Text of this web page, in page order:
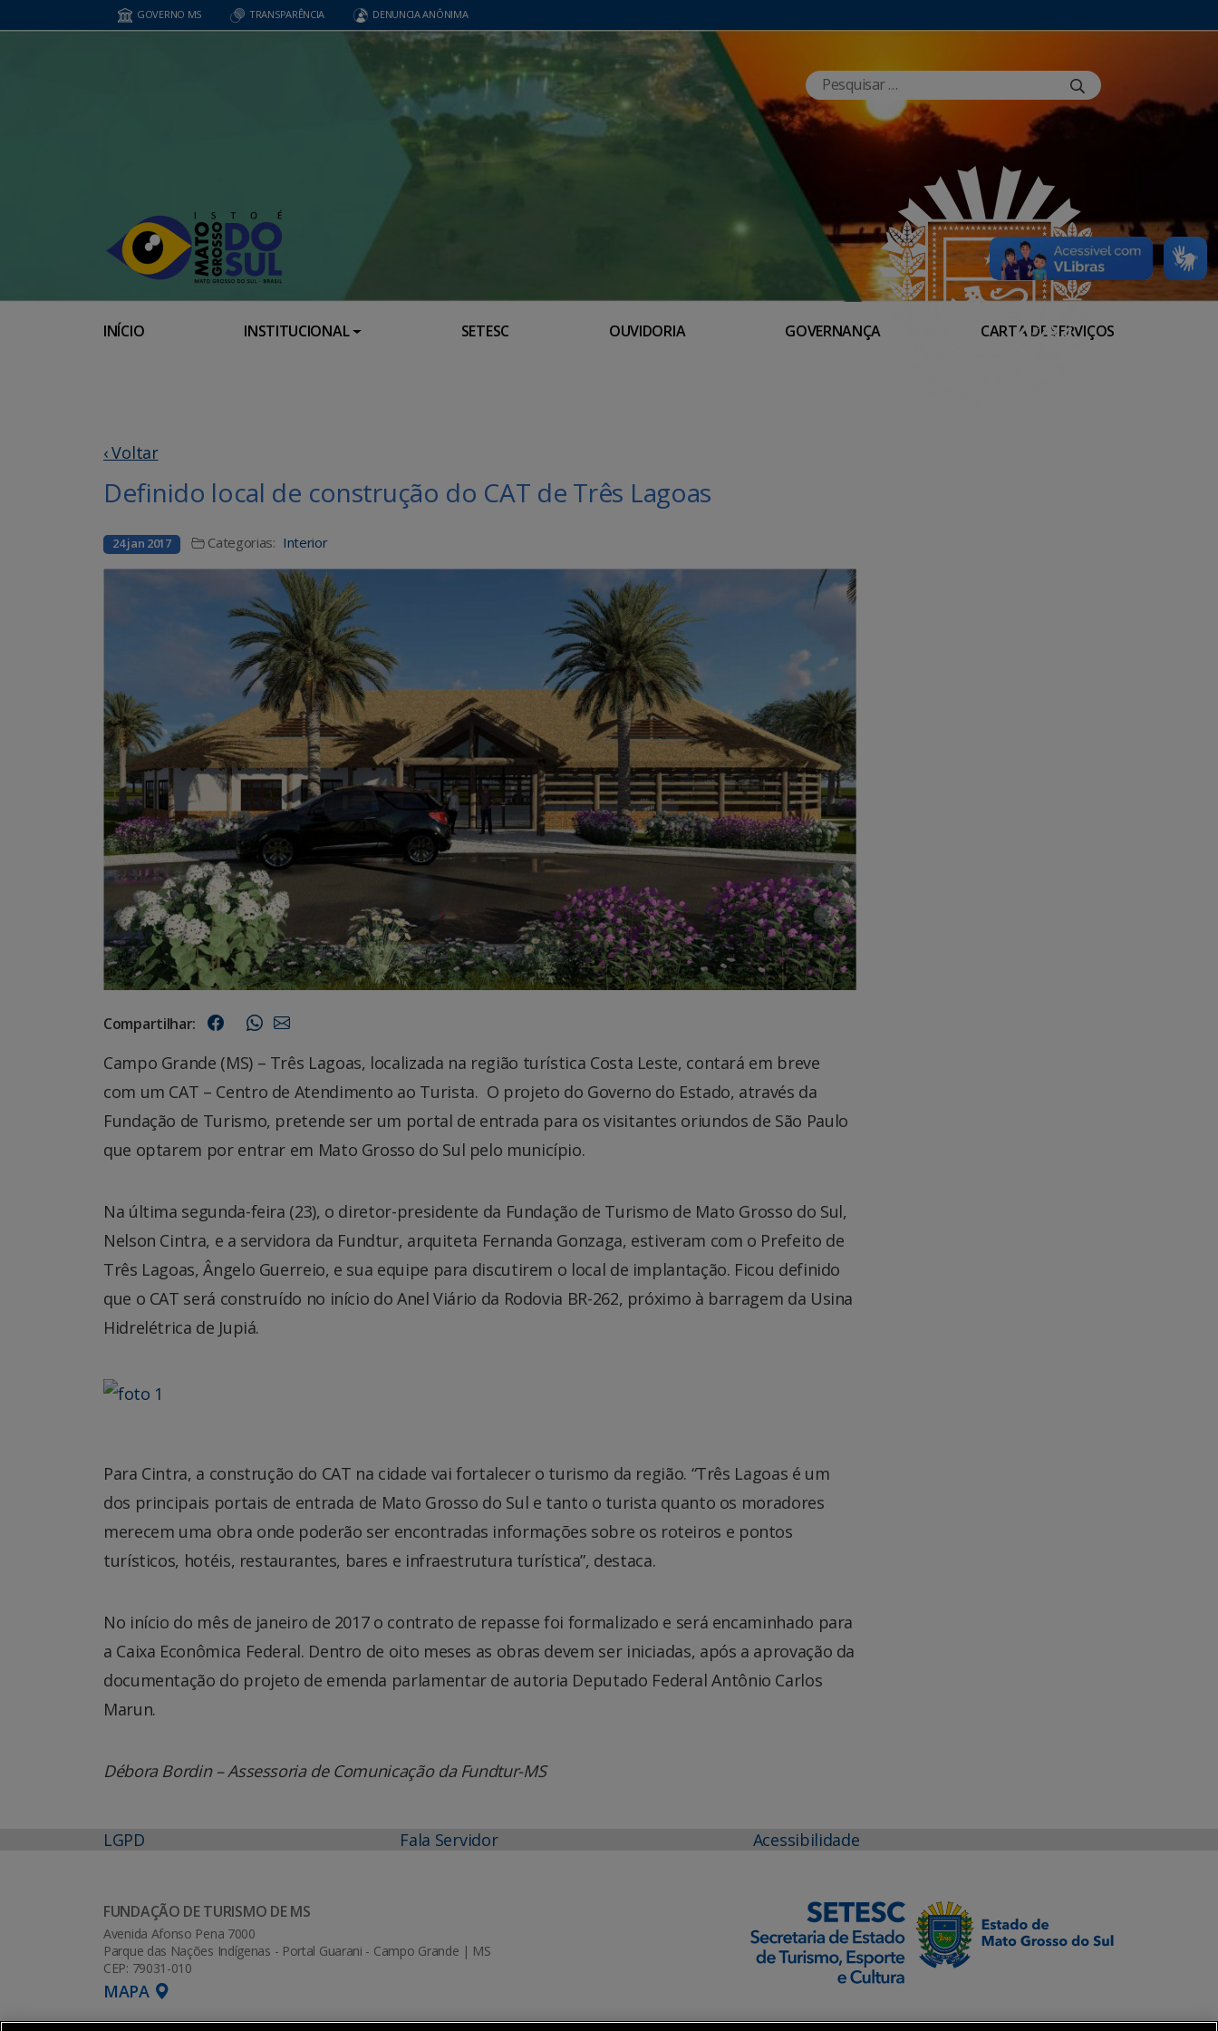
GOVERNO MS TRANSPARÊNCIA DENUNCIA ANÔNIMA
INÍCIO INSTITUCIONAL SETESC OUVIDORIA GOVERNANÇA CARTA DE SERVIÇOS
‹ Voltar
Definido local de construção do CAT de Três Lagoas
24 jan 2017 Categorias: Interior
Compartilhar:
Campo Grande (MS) – Três Lagoas, localizada na região turística Costa Leste, contará em breve
com um CAT – Centro de Atendimento ao Turista. O projeto do Governo do Estado, através da
Fundação de Turismo, pretende ser um portal de entrada para os visitantes oriundos de São Paulo
que optarem por entrar em Mato Grosso do Sul pelo município.
Na última segunda-feira (23), o diretor-presidente da Fundação de Turismo de Mato Grosso do Sul,
Nelson Cintra, e a servidora da Fundtur, arquiteta Fernanda Gonzaga, estiveram com o Prefeito de
Três Lagoas, Ângelo Guerreio, e sua equipe para discutirem o local de implantação. Ficou definido
que o CAT será construído no início do Anel Viário da Rodovia BR-262, próximo à barragem da Usina
Hidrelétrica de Jupiá.
Para Cintra, a construção do CAT na cidade vai fortalecer o turismo da região. “Três Lagoas é um
dos principais portais de entrada de Mato Grosso do Sul e tanto o turista quanto os moradores
merecem uma obra onde poderão ser encontradas informações sobre os roteiros e pontos
turísticos, hotéis, restaurantes, bares e infraestrutura turística”, destaca.
No início do mês de janeiro de 2017 o contrato de repasse foi formalizado e será encaminhado para
a Caixa Econômica Federal. Dentro de oito meses as obras devem ser iniciadas, após a aprovação da
documentação do projeto de emenda parlamentar de autoria Deputado Federal Antônio Carlos
Marun.
Débora Bordin – Assessoria de Comunicação da Fundtur-MS
LGPD Fala Servidor Acessibilidade
FUNDAÇÃO DE TURISMO DE MS
Avenida Afonso Pena 7000
Parque das Nações Indígenas - Portal Guarani - Campo Grande | MS
CEP: 79031-010
MAPA